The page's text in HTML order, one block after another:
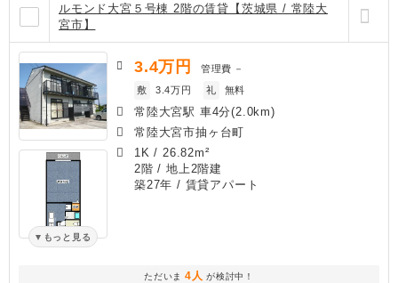
ルモンド大宮５号棟 2階の賃貸【茨城県 / 常陸大
宮市】
もっと見る
3.4万円 管理費 －
敷
3.4万円 礼 無料
常陸大宮駅 車4分(2.0km)
常陸大宮市抽ヶ台町
1K / 26.82m²
2階 / 地上2階建
築27年 / 賃貸アパート
ただいま 4人 が検討中！